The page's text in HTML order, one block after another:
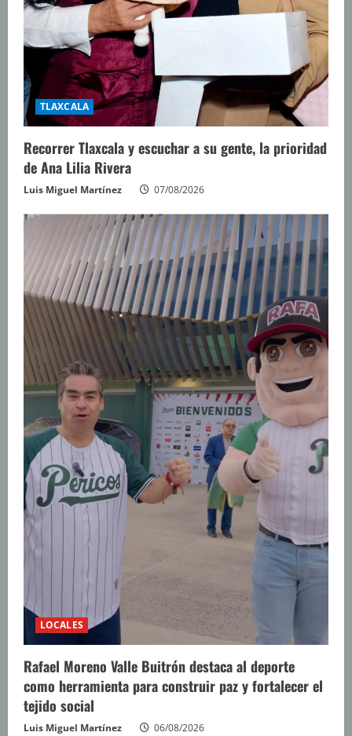
TLAXCALA
Recorrer Tlaxcala y escuchar a su gente, la prioridad
de Ana Lilia Rivera
Luis Miguel Martínez 07/08/2026
LOCALES
Rafael Moreno Valle Buitrón destaca al deporte
como herramienta para construir paz y fortalecer el
tejido social
Luis Miguel Martínez 06/08/2026